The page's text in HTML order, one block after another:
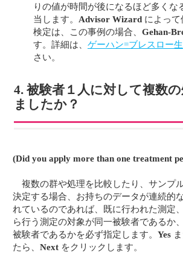
りの値が時間が後になるほど多くな
当します。 Advisor Wizard によって
検定は、この事例の場合、 Gehan-
す。詳細は、 ゲーハン=ブレスロー
さい。
4. 被験者１人に対して複数
ましたか？
(Did you apply more than one treatment
複数の群や処理を比較したり、サンプ
決定する場合、お持ちのデータが連続的
れているのであれば、既に行われた測定
ら行う測定の対象が同一被験者であるか
被験者であるかを必ず指定します。Yes
たら、Next をクリックします。